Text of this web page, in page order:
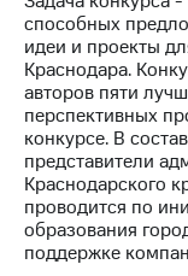
релизы
МТС
о
Интервью
способных
идеи и проекты
Краснодара.
авторов пяти
перспективных
конкурсе. В
представители
Краснодарского
проводится по
образования
поддержке